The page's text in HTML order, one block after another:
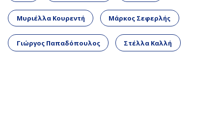
Μυριέλλα Κουρεντή Μάρκος Σεφερλής
Γιώργος Παπαδόπουλος Στέλλα Καλλή